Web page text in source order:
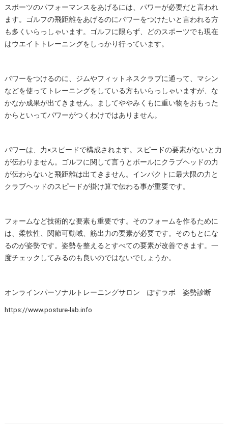
スポーツのパフォーマンスをあげるには、パワーが必要だと言われ
ます。ゴルフの飛距離をあげるのにパワーをつけたいと言われる方
も多くいらっしゃいます。ゴルフに限らず、どのスポーツでも現在
はウエイトトレーニングをしっかり行っています。
パワーをつけるのに、ジムやフィットネスクラブに通って、マシン
などを使ってトレーニングをしている方もいらっしゃいますが、な
かなか成果が出てきません。ましてややみくもに重い物をおもった
からといってパワーがつくわけではありません。
パワーは、力×スピードで構成されます。スピードの要素がないと力
が伝わりません。ゴルフに関して言うとボールにクラブヘッドの力
が伝わらないと飛距離は出てきません。インパクトに最大限の力と
クラブヘッドのスピードが掛け算で伝わる事が重要です。
フォームなど技術的な要素も重要です。そのフォームを作るために
は、柔軟性、関節可動域、筋出力の要素が必要です。そのもとにな
るのが姿勢です。姿勢を整えるとすべての要素が改善できます。一
度チェックしてみるのも良いのではないでしょうか。
オンラインパーソナルトレーニングサロン ぽすラボ 姿勢診断
https://www.posture-lab.info